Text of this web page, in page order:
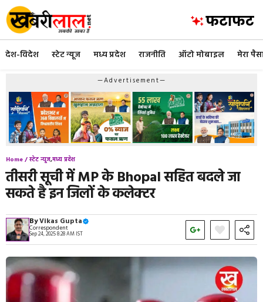
Skip
to
content
देश-विदेश स्टेट न्यूज मध्य प्रदेश राजनीति ऑटो मोबाइल मेरा
—Advertisement—
Home /स्टेट न्यूज,मध्य प्रदेश
तीसरी सूची में MP के Bhopal सहित बदले जा
सकते है इन जिलों के कलेक्टर
ByVikas Gupta
Correspondent
Sep 24, 2025 8:28 AM IST